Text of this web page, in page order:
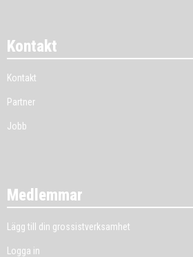
Kontakt
Kontakt
Partner
Jobb
Medlemmar
Lägg till din grossistverksamhet
Logga in